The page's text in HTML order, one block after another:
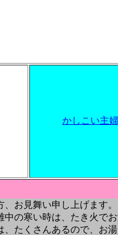
かしこい主
お見舞い申し上げます。
の寒い時は、たき火で
、たくさんあるので、お